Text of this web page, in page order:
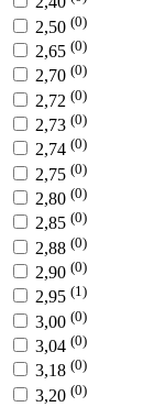
2,50 (0)
2,65 (0)
2,70 (0)
2,72 (0)
2,73 (0)
2,74 (0)
2,75 (0)
2,80 (0)
2,85 (0)
2,88 (0)
2,90 (0)
2,95 (1)
3,00 (0)
3,04 (0)
3,18 (0)
3,20 (0)